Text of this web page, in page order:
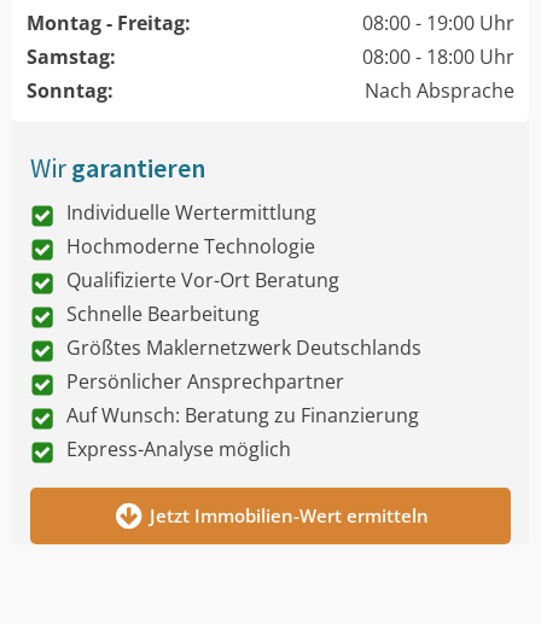
Montag - Freitag:
08:00 - 19:00 Uhr
Samstag:
08:00 - 18:00 Uhr
Sonntag:
Nach Absprache
Wirgarantieren
Individuelle Wertermittlung
Hochmoderne Technologie
Qualifizierte Vor-Ort Beratung
Schnelle Bearbeitung
Größtes Maklernetzwerk Deutschlands
Persönlicher Ansprechpartner
Auf Wunsch: Beratung zu Finanzierung
Express-Analyse möglich
Jetzt Immobilien-Wert ermitteln